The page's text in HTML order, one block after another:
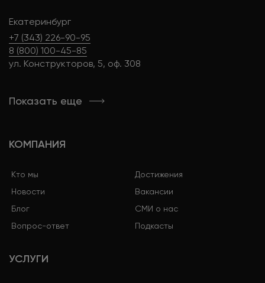
Екатеринбург
+7 (343) 226-90-95
8 (800) 100-45-85
ул. Конструкторов, 5, оф. 308
Показать еще
КОМПАНИЯ
Кто мы
Достижения
Новости
Вакансии
Блог
СМИ о нас
Вопрос-ответ
Подкасты
УСЛУГИ